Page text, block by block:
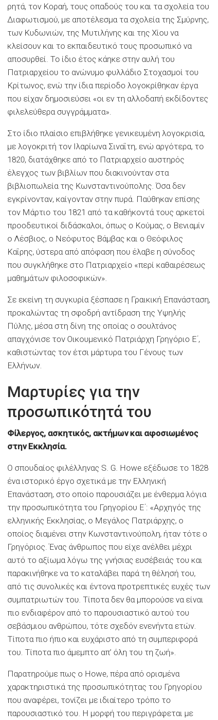
ρητά, τον Κοραή, τους οπαδούς του και τα σχολεία του
Διαφωτισμού, με αποτέλεσμα τα σχολεία της Σμύρνης,
των Κυδωνιών, της Μυτιλήνης και της Χίου να
κλείσουν και το εκπαιδευτικό τους προσωπικό να
αποσυρθεί. Το ίδιο έτος κάηκε στην αυλή του
Πατριαρχείου το ανώνυμο φυλλάδιο Στοχασμοί του
Κρίτωνος, ενώ την ίδια περίοδο λογοκρίθηκαν έργα
που είχαν δημοσιεύσει «οι εν τη αλλοδαπή εκδίδοντες
φιλελεύθερα συγγράμματα».
Στο ίδιο πλαίσιο επιβλήθηκε γενικευμένη λογοκρισία,
με λογοκριτή τον Ιλαρίωνα Σιναΐτη, ενώ αργότερα, το
1820, διατάχθηκε από το Πατριαρχείο αυστηρός
έλεγχος των βιβλίων που διακινούνταν στα
βιβλιοπωλεία της Κωνσταντινούπολης. Όσα δεν
εγκρίνονταν, καίγονταν στην πυρά. Παύθηκαν επίσης
τον Μάρτιο του 1821 από τα καθήκοντά τους αρκετοί
προοδευτικοί διδάσκαλοι, όπως ο Κούμας, ο Βενιαμίν
ο Λέσβιος, ο Νεόφυτος Βάμβας και ο Θεόφιλος
Καΐρης, ύστερα από απόφαση που έλαβε η σύνοδος
που συγκλήθηκε στο Πατριαρχείο «περί καθαιρέσεως
μαθημάτων φιλοσοφικών».
Σε εκείνη τη συγκυρία ξέσπασε η Γραικική Επανάσταση,
προκαλώντας τη σφοδρή αντίδραση της Υψηλής
Πύλης, μέσα στη δίνη της οποίας ο σουλτάνος
απαγχόνισε τον Οικουμενικό Πατριάρχη Γρηγόριο Ε΄,
καθιστώντας τον έτσι μάρτυρα του Γένους των
Ελλήνων.
Μαρτυρίες για την
προσωπικότητά του
Φίλεργος, ασκητικός, ακτήμων και αφοσιωμένος
στην Εκκλησία.
Ο σπουδαίος φιλέλληνας S. G. Howe εξέδωσε το 1828
ένα ιστορικό έργο σχετικά με την Ελληνική
Επανάσταση, στο οποίο παρουσιάζει με ένθερμα λόγια
την προσωπικότητα του Γρηγορίου Ε΄: «Αρχηγός της
ελληνικής Εκκλησίας, ο Μεγάλος Πατριάρχης, ο
οποίος διαμένει στην Κωνσταντινούπολη, ήταν τότε ο
Γρηγόριος. Ένας άνθρωπος που είχε ανέλθει μέχρι
αυτό το αξίωμα λόγω της γνήσιας ευσέβειάς του και
παρακινήθηκε να το καταλάβει παρά τη θέλησή του,
από τις συνολικές και έντονα προτρεπτικές ευχές των
συμπατριωτών του. Τίποτα δεν θα μπορούσε να είναι
πιο ενδιαφέρον από το παρουσιαστικό αυτού του
σεβάσμιου ανθρώπου, τότε σχεδόν ενενήντα ετών.
Τίποτα πιο ήπιο και ευχάριστο από τη συμπεριφορά
του. Τίποτα πιο άμεμπτο απ’ όλη του τη ζωή».
Παρατηρούμε πως ο Howe, πέρα από ορισμένα
χαρακτηριστικά της προσωπικότητας του Γρηγορίου
που αναφέρει, τονίζει με ιδιαίτερο τρόπο το
παρουσιαστικό του. Η μορφή του περιγράφεται με